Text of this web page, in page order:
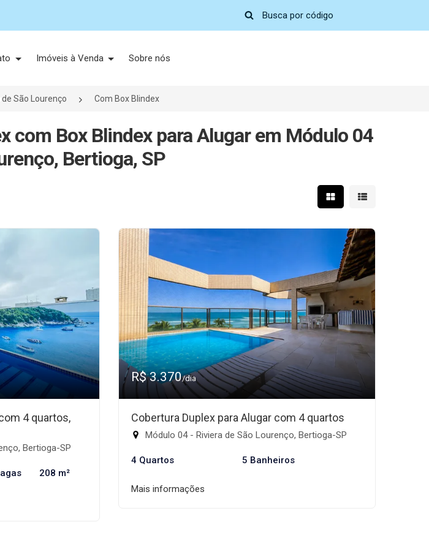
Imóveis à Venda Sobre nós
São Lourenço Com Box Blindex
com Box Blindex para Alugar em Módulo 04
Bertioga, SP
Mostrar resultados em
Mostrar
4 quartos,
Bertioga-SP
208 m²
R$ 3.370/dia
Cobertura Duplex para Alugar com 4 quartos
Módulo 04 - Riviera de São Lourenço, Bertioga-SP
4 Quartos 5 Banheiros
Mais informações